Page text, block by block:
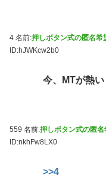
4 名前:押しボタン式の匿名希
ID:hJWKcw2b0
今、MTが熱い
559 名前:押しボタン式の匿名
ID:nkhFw8LX0
>>4